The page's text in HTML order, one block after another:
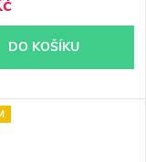
DO KOŠÍKU